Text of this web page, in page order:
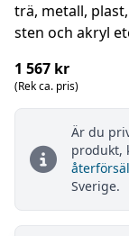
trä, metall,
sten och akryl
1 567 kr
(Rek ca. pris)
Är du
produkt,
Sverige.